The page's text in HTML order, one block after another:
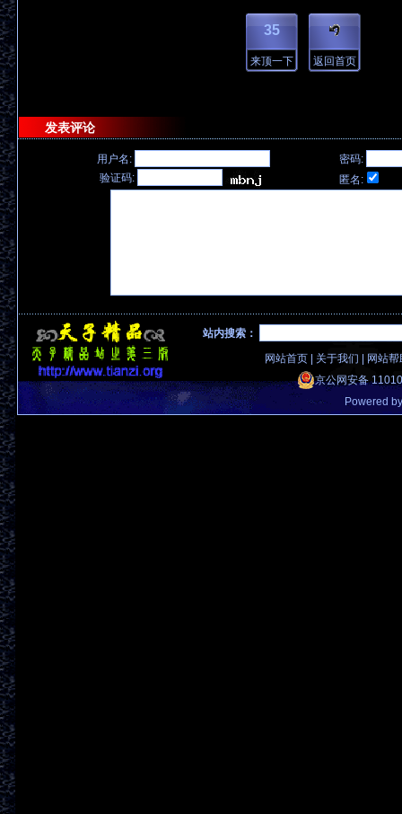
35
来顶一下 返回首页
发表评论
用户名:
密码:
验证码:
匿名:
站内搜索：
网站首页
关于我们
网站帮
京公网安备
Powered